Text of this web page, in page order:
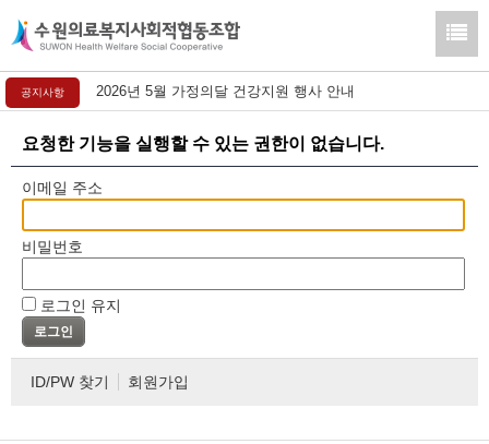
공지사항 2026년 5월 가정의달 건강지원 행사 안내
요청한 기능을 실행할 수 있는 권한이 없습니다.
이메일 주소
비밀번호
로그인 유지
ID/PW 찾기 회원가입